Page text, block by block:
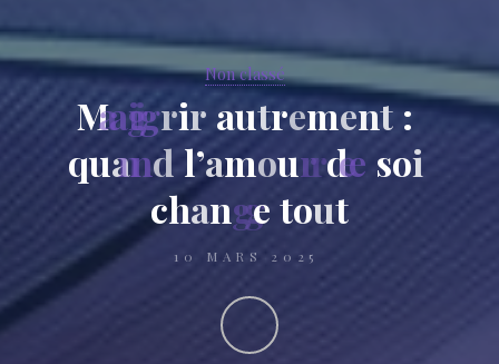
Non classé
Maigrir autrement:
quand l’amourde soi
change tout
10 MARS 2025